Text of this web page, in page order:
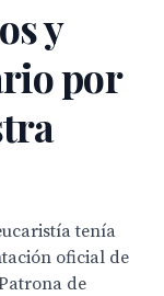
y
por
tenía
oficial de
de